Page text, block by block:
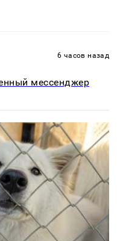
6 часов назад
мессенджер